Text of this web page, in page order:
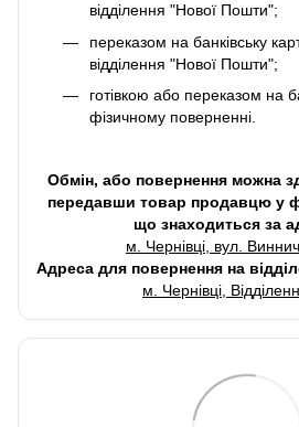
відділення "Нової Пошти";
переказом на банківську
відділення "Нової Пошти";
готівкою або переказом на
фізичному поверненні.
Обмін, або повернення можна
передавши товар продавцю у
що знаходиться за
м. Чернівці, вул.
Адреса для повернення на
м. Чернівці,